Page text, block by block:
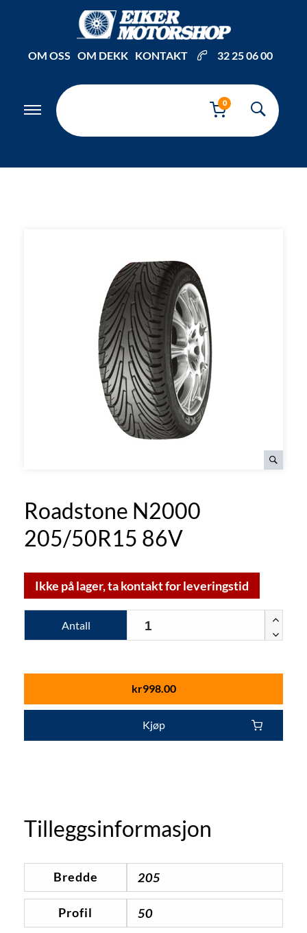
OM OSS OM DEKK KONTAKT 32 25 06 00
0
Roadstone N2000
205/50R15 86V
Ikke på lager, ta kontakt for leveringstid
Antall
kr998.00
Kjøp
Tilleggsinformasjon
Bredde 205
Profil 50